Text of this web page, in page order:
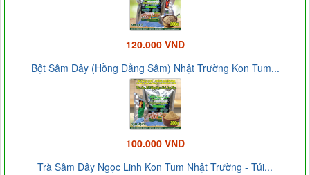
120.000 VND
Bột Sâm Dây (Hồng Đẳng Sâm) Nhật Trường Kon Tum...
100.000 VND
Trà Sâm Dây Ngọc Linh Kon Tum Nhật Trường - Túi...